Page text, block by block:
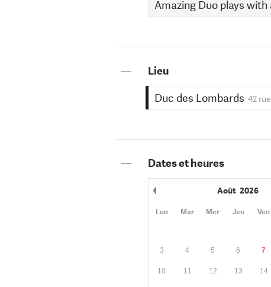
—
Lieu
Duc des Lombards 42
— Dates et heures
Août 2026
Lun Mar Mer Jeu Ven
3 4 5 6 7
10 11 12 13 14